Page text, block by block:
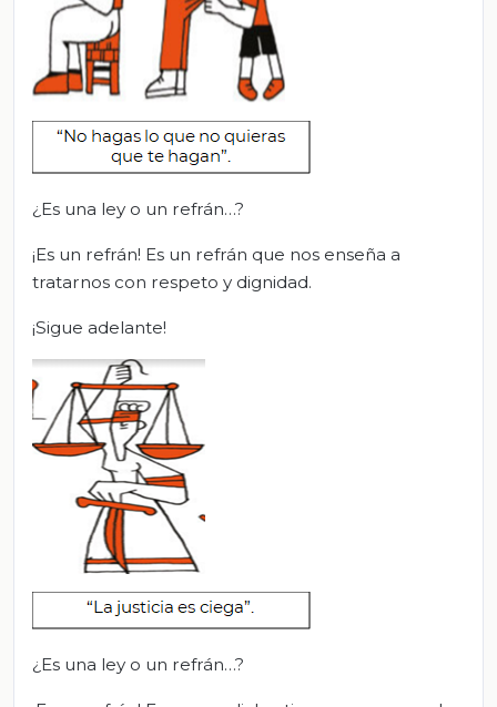
¿Es una ley o un refrán…?
¡Es un refrán! Es un refrán que nos enseña a
tratarnos con respeto y dignidad.
¡Sigue adelante!
¿Es una ley o un refrán…?